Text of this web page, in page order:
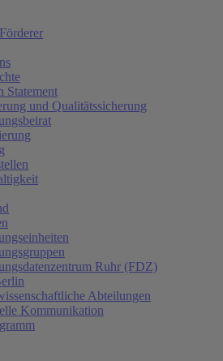
Statement
und Qualitätssicherung
Ruhr (FDZ)
Abteilungen
Kommunikation